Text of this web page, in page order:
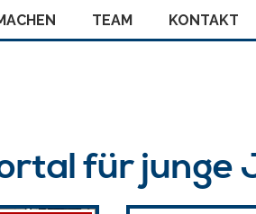
TEAM KONTAKT
für junge